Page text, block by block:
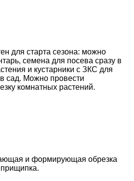
для старта сезона: можно
семена для посева сразу в
и кустарники с ЗКС для
сад. Можно провести
комнатных растений.
и формирующая обрезка
прищипка.